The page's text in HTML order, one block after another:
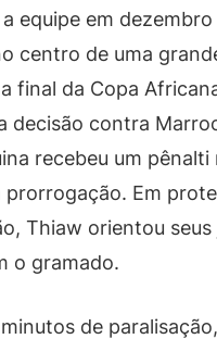
a equipe em
centro de uma
final da Copa
decisão contra
recebeu um
prorrogação. Em
Thiaw orientou seus
o gramado.
de